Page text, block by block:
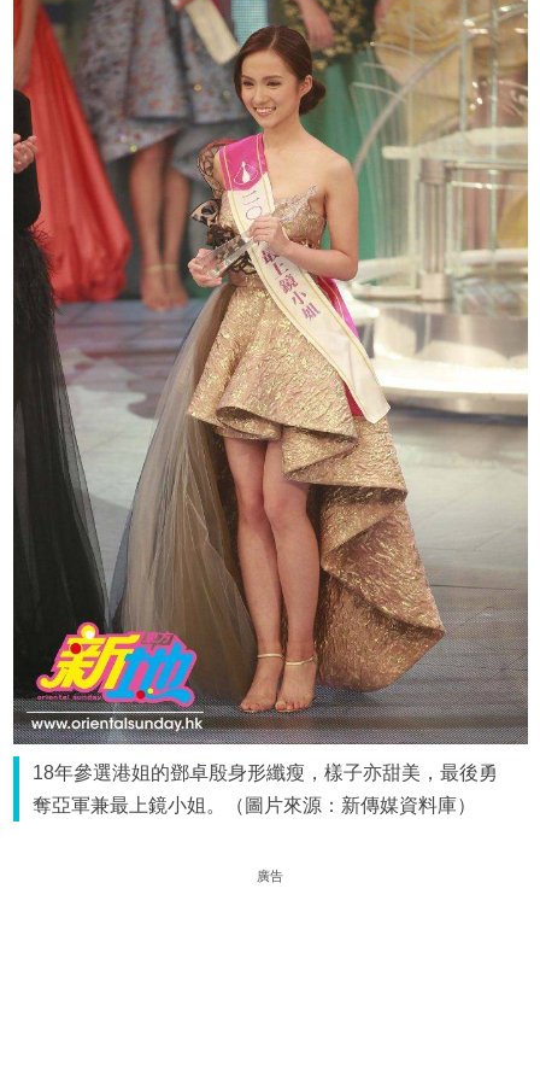
18年參選港姐的鄧卓殷身形纖瘦，樣子亦甜美，最後勇
奪亞軍兼最上鏡小姐。（圖片來源：新傳媒資料庫）
廣告